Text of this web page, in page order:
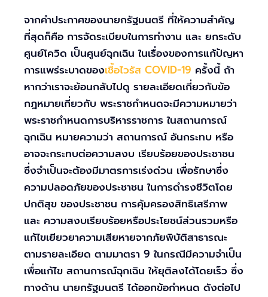
จากคำประกาศของนายกรัฐมนตรี ที่ให้ความสำคัญ
ที่สุดก็คือ การจัดระเบียบในการทำงาน และ ยกระดับ
ศูนย์โควิด เป็นศูนย์ฉุกเฉิน ในเรื่องของการแก้ปัญหา
การแพร่ระบาดของเชื้อไวรัส COVID-19 ครั้งนี้ ถ้า
หากว่าเราจะย้อนกลับไปดู รายละเอียดเกี่ยวกับข้อ
กฎหมายเกี่ยวกับ พระราชกำหนดจะมีความหมายว่า
พระราชกำหนดการบริหารราชการ ในสถานการณ์
ฉุกเฉิน หมายความว่า สถานการณ์ อันกระทบ หรือ
อาจจะกระทบต่อความสงบ เรียบร้อยของประชาชน
ซึ่งจำเป็นจะต้องมีมาตรการเร่งด่วน เพื่อรักษาซึ่ง
ความปลอดภัยของประชาชน ในการดำรงชีวิตโดย
ปกติสุข ของประชาชน การคุ้มครองสิทธิเสรีภาพ
และ ความสงบเรียบร้อยหรือประโยชน์ส่วนรวมหรือ
แก้ไขเยียวยาความเสียหายจากภัยพิบัติสาธารณะ
ตามรายละเอียด ตามมาตรา 9 ในกรณีมีความจำเป็น
เพื่อแก้ไข สถานการณ์ฉุกเฉิน ให้ยุติลงได้โดยเร็ว ซึ่ง
ทางด้าน นายกรัฐมนตรี ได้ออกข้อกำหนด ดังต่อไป